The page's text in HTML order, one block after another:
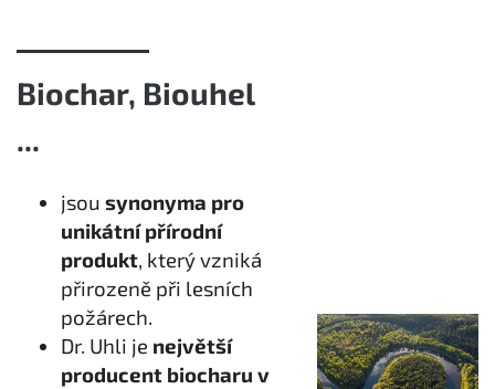
Biochar, Biouhel
...
jsou synonyma pro
unikátní přírodní
produkt, který vzniká
přirozeně při lesních
požárech.
Dr. Uhli je největší
producent biocharu v